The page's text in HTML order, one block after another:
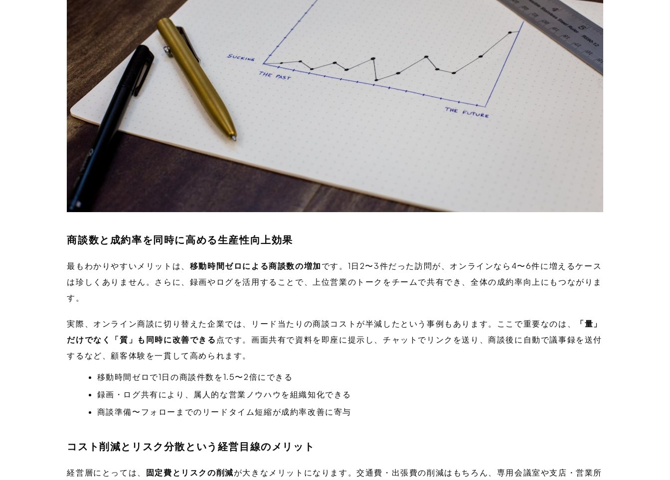
商談数と成約率を同時に高める生産性向上効果
最もわかりやすいメリットは、 移動時間ゼロによる商談数の増加 です。1日2〜3件だった訪問が、オンラインなら4〜6件に増えるケース
は珍しくありません。さらに、録画やログを活用することで、上位営業のトークをチームで共有でき、全体の成約率向上にもつながりま
す。
実際、オンライン商談に切り替えた企業では、リード当たりの商談コストが半減したという事例もあります。ここで重要なのは、
「量」
だけでなく「質」も同時に改善できる 点です。画面共有で資料を即座に提示し、チャットでリンクを送り、商談後に自動で議事録を送付
するなど、顧客体験を一貫して高められます。
移動時間ゼロで1日の商談件数を1.5〜2倍にできる
録画・ログ共有により、属人的な営業ノウハウを組織知化できる
商談準備〜フォローまでのリードタイム短縮が成約率改善に寄与
コスト削減とリスク分散という経営目線のメリット
経営層にとっては、 固定費とリスクの削減が大きなメリットになります。交通費・出張費の削減はもちろん、専用会議室や支店・営業所